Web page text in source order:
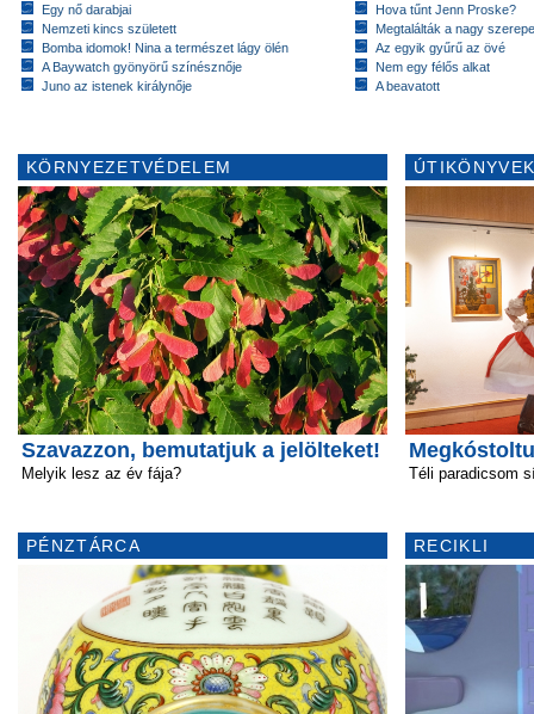
Egy nő darabjai
Nemzeti kincs született
Bomba idomok! Nina a természet lágy ölén
A Baywatch gyönyörű színésznője
Juno az istenek királynője
Hova tűnt Jenn Proske?
Megtalálták a nagy
Az egyik gyűrű az övé
Nem egy félős alkat
A beavatott
KÖRNYEZETVÉDELEM
Szavazzon, bemutatjuk a jelölteket!
Melyik lesz az év fája?
PÉNZTÁRCA
Téli paradicsom
RECIKLI